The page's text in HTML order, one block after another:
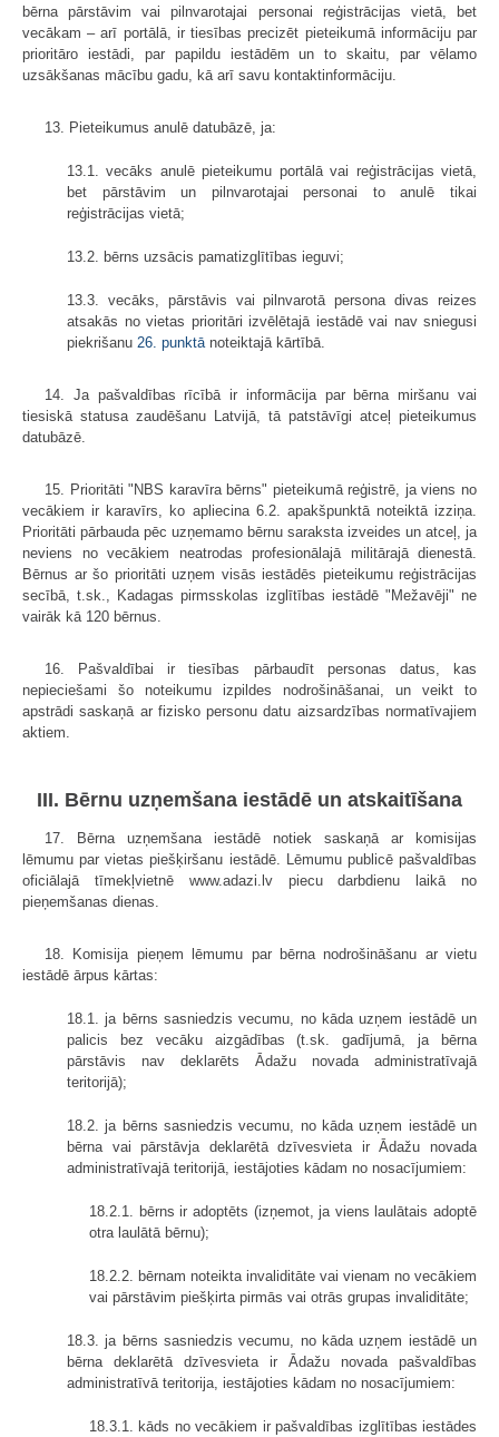
bērna pārstāvim vai pilnvarotajai personai reģistrācijas vietā, bet
vecākam – arī portālā, ir tiesības precizēt pieteikumā informāciju par
prioritāro iestādi, par papildu iestādēm un to skaitu, par vēlamo
uzsākšanas mācību gadu, kā arī savu kontaktinformāciju.
13. Pieteikumus anulē datubāzē, ja:
13.1. vecāks anulē pieteikumu portālā vai reģistrācijas vietā,
bet pārstāvim un pilnvarotajai personai to anulē tikai
reģistrācijas vietā;
13.2. bērns uzsācis pamatizglītības ieguvi;
13.3. vecāks, pārstāvis vai pilnvarotā persona divas reizes
atsakās no vietas prioritāri izvēlētajā iestādē vai nav sniegusi
piekrišanu 26. punktānoteiktajā kārtībā.
14. Ja pašvaldības rīcībā ir informācija par bērna miršanu vai
tiesiskā statusa zaudēšanu Latvijā, tā patstāvīgi atceļ pieteikumus
datubāzē.
15. Prioritāti "NBS karavīra bērns" pieteikumā reģistrē, ja viens no
vecākiem ir karavīrs, ko apliecina 6.2. apakšpunktā noteiktā izziņa.
Prioritāti pārbauda pēc uzņemamo bērnu saraksta izveides un atceļ, ja
neviens no vecākiem neatrodas profesionālajā militārajā dienestā.
Bērnus ar šo prioritāti uzņem visās iestādēs pieteikumu reģistrācijas
secībā, t.sk., Kadagas pirmsskolas izglītības iestādē "Mežavēji" ne
vairāk kā 120 bērnus.
16. Pašvaldībai ir tiesības pārbaudīt personas datus, kas
nepieciešami šo noteikumu izpildes nodrošināšanai, un veikt to
apstrādi saskaņā ar fizisko personu datu aizsardzības normatīvajiem
aktiem.
III. Bērnu uzņemšana iestādē un atskaitīšana
17. Bērna uzņemšana iestādē notiek saskaņā ar komisijas
lēmumu par vietas piešķiršanu iestādē. Lēmumu publicē pašvaldības
oficiālajā tīmekļvietnē www.adazi.lv piecu darbdienu laikā no
pieņemšanas dienas.
18. Komisija pieņem lēmumu par bērna nodrošināšanu ar vietu
iestādē ārpus kārtas:
18.1. ja bērns sasniedzis vecumu, no kāda uzņem iestādē un
palicis bez vecāku aizgādības (t.sk. gadījumā, ja bērna
pārstāvis nav deklarēts Ādažu novada administratīvajā
teritorijā);
18.2. ja bērns sasniedzis vecumu, no kāda uzņem iestādē un
bērna vai pārstāvja deklarētā dzīvesvieta ir Ādažu novada
administratīvajā teritorijā, iestājoties kādam no nosacījumiem:
18.2.1. bērns ir adoptēts (izņemot, ja viens laulātais adoptē
otra laulātā bērnu);
18.2.2. bērnam noteikta invaliditāte vai vienam no vecākiem
vai pārstāvim piešķirta pirmās vai otrās grupas invaliditāte;
18.3. ja bērns sasniedzis vecumu, no kāda uzņem iestādē un
bērna deklarētā dzīvesvieta ir Ādažu novada pašvaldības
administratīvā teritorija, iestājoties kādam no nosacījumiem:
18.3.1. kāds no vecākiem ir pašvaldības izglītības iestādes